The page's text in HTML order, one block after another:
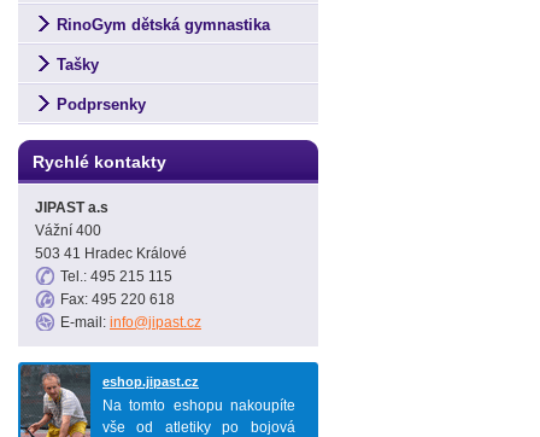
RinoGym dětská gymnastika
Tašky
Podprsenky
Rychlé kontakty
JIPAST a.s
Vážní 400
503 41 Hradec Králové
Tel.: 495 215 115
Fax: 495 220 618
E-mail: info@jipast.cz
eshop.jipast.cz
Na tomto eshopu nakoupíte
vše od atletiky po bojová